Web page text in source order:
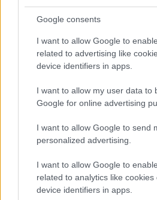
Google consents
I want to allow Google to
related to advertising like
device identifiers in apps.
I want to allow my user data to
Google for online advertising
I want to allow Google to send
personalized advertising.
I want to allow Google to
related to analytics like cookies
device identifiers in apps.
mladih in jih aktivno vključujejo
imajo še precej ciljev.
Želimo vzpostaviti dve
MKC in GD Šentjanž pri
mladinske programe, ki se
smo DPM Dravograd, občina
izvedbo urbanega parka
prakso, financirano
mlade, z lanskim letom pa